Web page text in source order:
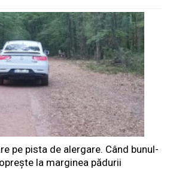
pe pista de alergare. Când bunul-
la marginea pădurii